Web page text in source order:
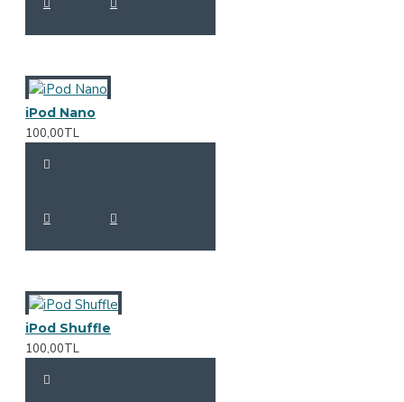
iPod Nano
100,00TL
iPod Shuffle
100,00TL